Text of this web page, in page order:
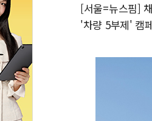
[서울=뉴스핌]
'차량 5부제' 캠